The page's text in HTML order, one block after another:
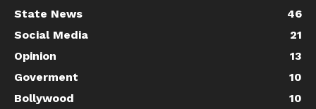
State News
46
Social Media
21
Opinion
13
Goverment
10
Bollywood
10